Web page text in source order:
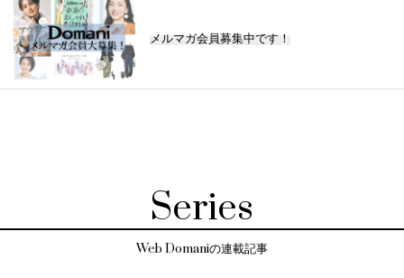
メルマガ会員募集中です！
Series
Web Domaniの連載記事